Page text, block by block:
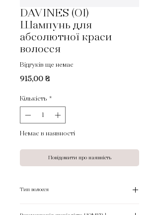
DAVINES (OI)
Шампунь для
абсолютної краси
волосся
Відгуків ще немає
915,00 ₴Ціна
Кількість *
Немає в наявності
Повідомити про наявність
Тип волосся